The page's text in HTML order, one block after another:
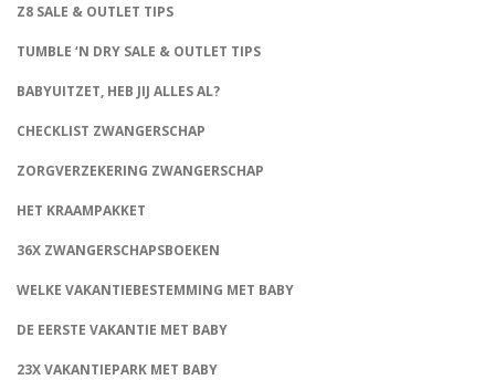
Z8 SALE & OUTLET TIPS
TUMBLE ‘N DRY SALE & OUTLET TIPS
BABYUITZET, HEB JIJ ALLES AL?
CHECKLIST ZWANGERSCHAP
ZORGVERZEKERING ZWANGERSCHAP
HET KRAAMPAKKET
36X ZWANGERSCHAPSBOEKEN
WELKE VAKANTIEBESTEMMING MET BABY
DE EERSTE VAKANTIE MET BABY
23X VAKANTIEPARK MET BABY